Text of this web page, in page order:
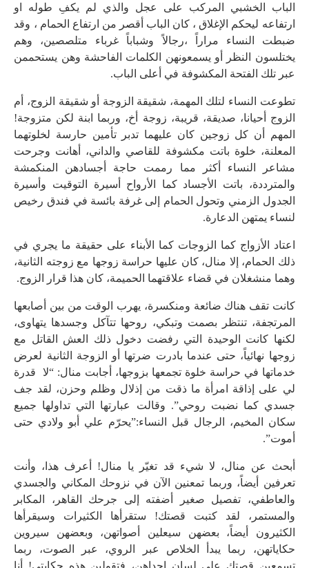
الباب الخشبي المركب على عجل والذي لم يكفِ طوله او
ارتفاعه ليحكم الإغلاق ، كان الباب أقصر من ارتفاع الحمام ، وقد
ضبطت النساء مراراً ،رجالاً وشباباً غرباء متلصصين، وهم
يختلسون النظر أو يسمعونهن الكلمات الفاحشة وهن يستحممن
عبر تلك الفتحة المكشوفة في أعلى الباب.
تطوعت النساء لتلك المهمة، شقيقة الزوجة أو شقيقة الزوج، أم
الزوج أحيانا، صديقة، قريبة، زوجة أخ، وربما ابنة لكن متزوجة!
المهم أن كل زوجين كان عليهما تدبر تأمين حارسة لخلوتهما
المعلنة، خلوة باتت مكشوفة للقاصي والداني، أهانت وجرحت
مشاعر النساء أكثر مما رممت حاجة أجسادهن المنكمشة
والمترددة، باتت الأجساد كما الأرواح أسيرة التوقيت وأسيرة
الجدول الزمني وتحول الحمام إلى غرفة بائسة في فندق رخيص
لنساء يمتهن الدعارة.
اعتاد الأزواج كما الزوجات كما الأبناء على حقيقة ما يجري في
ذلك الحمام، إلا منال، كان عليها حراسة زوجها مع زوجته الثانية،
وهما منشغلان في قضاء علاقتهما الحميمة، كان هذا قرار الزوج.
كانت تقف هناك ضائعة ومنكسرة، يهرب الوقت من بين أصابعها
المرتجفة، تنتظر بصمت وتبكي، روحها تتآكل وجسدها يتهاوى،
لكنها كانت الوحيدة التي رفضت دخول ذلك العش القاتل مع
زوجها نهائياً، حتى عندما بادرت ضرتها أو الزوجة الثانية لعرض
خدماتها في حراسة خلوة تجمعها بزوجها، أجابت منال: “لا قدرة
لي على إذاقة امرأة ما ذقت من إذلال وظلم وحزن، لقد جف
جسدي كما نضبت روحي”. وقالت عبارتها التي تداولها جميع
سكان المخيم، الرجال قبل النساء:”يحرّم علي أبو ولادي حتى
أموت”.
أبحث عن منال، لا شيء قد تغيّر يا منال! أعرف هذا، وأنت
تعرفين أيضاً، وربما تمعنين الآن في نزوحك المكاني والجسدي
والعاطفي، تفصيل صغير أضفته إلى جرحك القاهر، المكابر
والمستمر، لقد كتبت قصتك! ستقرأها الكثيرات وسيقرأها
الكثيرون أيضاً، بعضهن سيعلين أصواتهن، وبعضهن سيروين
حكاياتهن، ربما يبدأ الخلاص عبر الروي، عبر الصوت، ربما
تسمعين قصتك على لسان إحداهن، فتقولين هذه حكايتي! أنا